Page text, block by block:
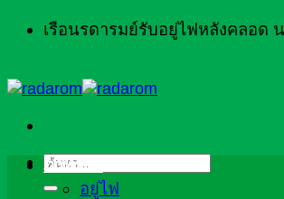
ข้าม
ยัง
เรือนรดารมย์รับอยู่ไฟหลังคลอด
ค้นหา:
ภาพรวม
อยู่ไฟ